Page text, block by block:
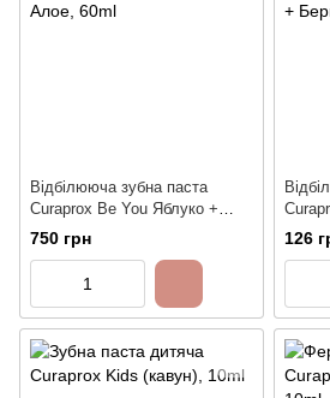
Відбілююча зубна паста
Curaprox Be You Яблуко +
Алое, 60ml
750 грн 126